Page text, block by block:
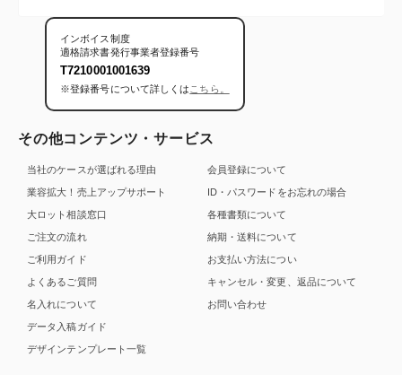
インボイス制度
適格請求書発行事業者登録番号
T7210001001639
※登録番号について詳しくは こちら。
その他コンテンツ・サービス
当社のケースが選ばれる理由
業容拡大！売上アップサポート
大ロット相談窓口
ご注文の流れ
ご利用ガイド
よくあるご質問
名入れについて
データ入稿ガイド
デザインテンプレート一覧
会員登録について
ID・パスワードをお忘れの場合
各種書類について
納期・送料について
お支払い方法につい
キャンセル・変更、返品について
お問い合わせ